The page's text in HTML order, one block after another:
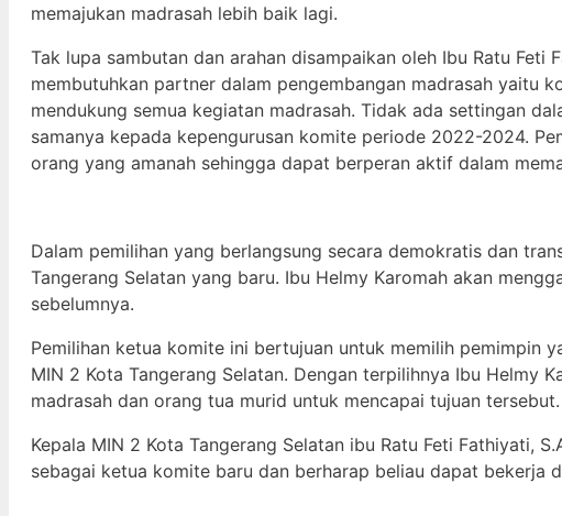
memajukan madrasah lebih baik lagi.
Tak lupa sambutan dan arahan disampaikan oleh Ibu Ratu Feti
membutuhkan partner dalam pengembangan madrasah yaitu
mendukung semua kegiatan madrasah. Tidak ada settingan
samanya kepada kepengurusan komite periode 2022-2024.
orang yang amanah sehingga dapat berperan aktif dalam
Dalam pemilihan yang berlangsung secara demokratis dan
Tangerang Selatan yang baru. Ibu Helmy Karomah akan
sebelumnya.
Pemilihan ketua komite ini bertujuan untuk memilih pemimpin
MIN 2 Kota Tangerang Selatan. Dengan terpilihnya Ibu Helmy
madrasah dan orang tua murid untuk mencapai tujuan tersebut.
Kepala MIN 2 Kota Tangerang Selatan ibu Ratu Feti Fathiyati,
sebagai ketua komite baru dan berharap beliau dapat bekerja